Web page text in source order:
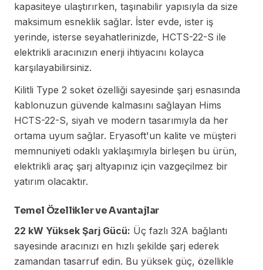
kapasiteye ulaştırırken, taşınabilir yapısıyla da size
maksimum esneklik sağlar. İster evde, ister iş
yerinde, isterse seyahatlerinizde, HCTS-22-S ile
elektrikli aracınızın enerji ihtiyacını kolayca
karşılayabilirsiniz.
Kilitli Type 2 soket özelliği sayesinde şarj esnasında
kablonuzun güvende kalmasını sağlayan Hims
HCTS-22-S, siyah ve modern tasarımıyla da her
ortama uyum sağlar. Eryasoft'un kalite ve müşteri
memnuniyeti odaklı yaklaşımıyla birleşen bu ürün,
elektrikli araç şarj altyapınız için vazgeçilmez bir
yatırım olacaktır.
Temel Özellikler ve Avantajlar
22 kW Yüksek Şarj Gücü: Üç fazlı 32A bağlantı
sayesinde aracınızı en hızlı şekilde şarj ederek
zamandan tasarruf edin. Bu yüksek güç, özellikle